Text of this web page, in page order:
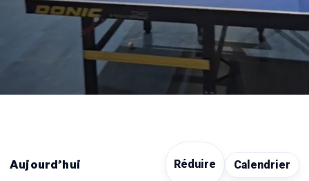
Aujourd’hui Réduire Calendrier